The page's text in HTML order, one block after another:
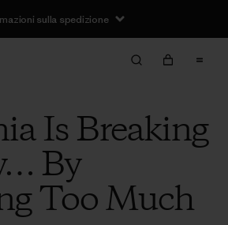
sulla spedizione
Is Breaking
By
Too Much